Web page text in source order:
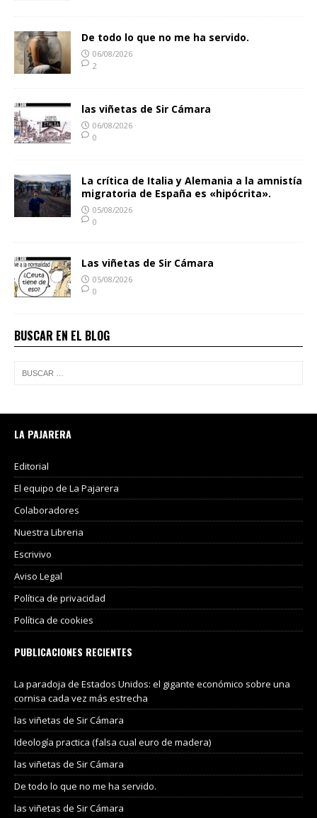
De todo lo que no me ha servido.
06/08/2026
2
las viñetas de Sir Cámara
06/08/2026
0
La crítica de Italia y Alemania a la amnistía
migratoria de España es «hipócrita».
05/08/2026
0
Las viñetas de Sir Cámara
05/08/2026
0
BUSCAR EN EL BLOG
LA PAJARERA
Editorial
El equipo de La Pajarera
Colaboradores
Nuestra Libreria
Escrivivo
Aviso Legal
Política de privacidad
Política de cookies
PUBLICACIONES RECIENTES
La paradoja de Estados Unidos: el gigante económico sobre una
cornisa cada vez más estrecha
las viñetas de Sir Cámara
Ideología practica (falsa cual euro de madera)
las viñetas de Sir Cámara
De todo lo que no me ha servido.
las viñetas de Sir Cámara